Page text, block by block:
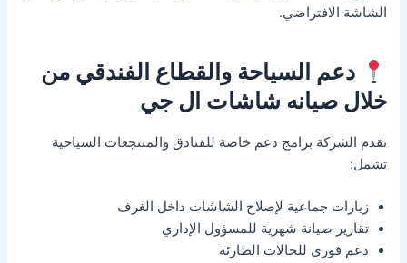
الشاشة الافتراضي.
دعم السياحة والقطاع الفندقي من
خلال صيانه شاشات ال جي
تقدم الشركة برامج دعم خاصة للفنادق والمنتجعات السياحية
تشمل:
زيارات جماعية لإصلاح الشاشات داخل الغرف
تقارير صيانة شهرية للمسؤول الإداري
دعم فوري للحالات الطارئة